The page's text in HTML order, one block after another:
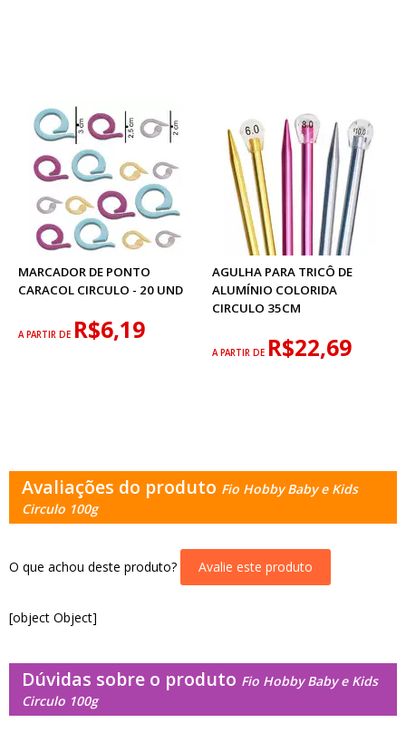
MARCADOR DE PONTO
CARACOL CIRCULO - 20 UND
A PARTIR DE R$6,19
AGULHA PARA TRICÔ DE
ALUMÍNIO COLORIDA
CIRCULO 35CM
A PARTIR DE R$22,69
Avaliações do produto Fio Hobby Baby e Kids
Circulo 100g
O que achou deste produto? Avalie este produto
[object Object]
Dúvidas sobre o produto Fio Hobby Baby e Kids
Circulo 100g